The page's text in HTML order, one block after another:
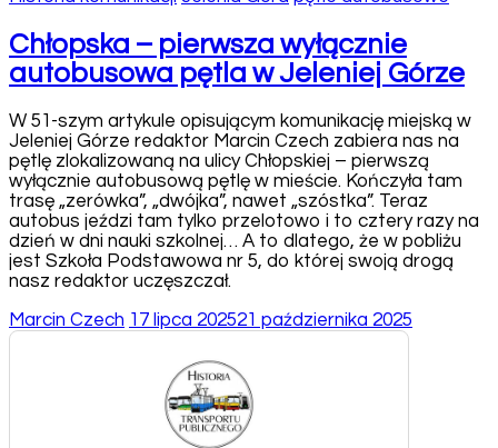
Chłopska – pierwsza wyłącznie
autobusowa pętla w Jeleniej Górze
W 51-szym artykule opisującym komunikację miejską w
Jeleniej Górze redaktor Marcin Czech zabiera nas na
pętlę zlokalizowaną na ulicy Chłopskiej – pierwszą
wyłącznie autobusową pętlę w mieście. Kończyła tam
trasę „zerówka”, „dwójka”, nawet „szóstka”. Teraz
autobus jeździ tam tylko przelotowo i to cztery razy na
dzień w dni nauki szkolnej… A to dlatego, że w pobliżu
jest Szkoła Podstawowa nr 5, do której swoją drogą
nasz redaktor uczęszczał.
Marcin Czech 17 lipca 202521 października 2025